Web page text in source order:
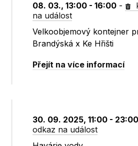
08. 03., 13:00 - 16:00 -
na událost
Velkoobjemový kontejner
Brandýská x Ke Hřišti
Přejít na více informací
30. 09. 2025, 11:00 - 23:00
odkaz na událost